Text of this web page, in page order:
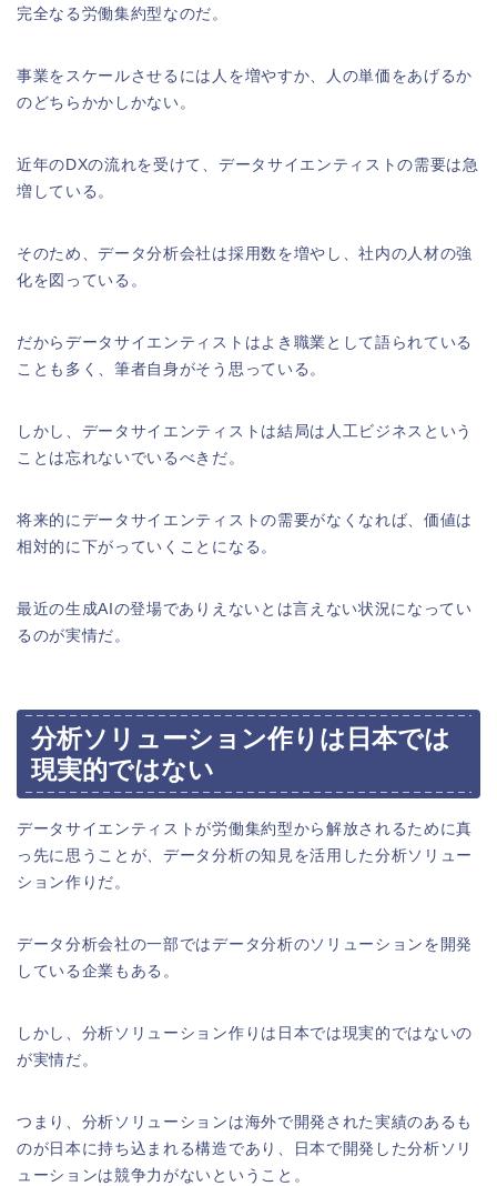
完全なる労働集約型なのだ。
事業をスケールさせるには人を増やすか、人の単価をあげるか
のどちらかかしかない。
近年のDXの流れを受けて、データサイエンティストの需要は急
増している。
そのため、データ分析会社は採用数を増やし、社内の人材の強
化を図っている。
だからデータサイエンティストはよき職業として語られている
ことも多く、筆者自身がそう思っている。
しかし、データサイエンティストは結局は人工ビジネスという
ことは忘れないでいるべきだ。
将来的にデータサイエンティストの需要がなくなれば、価値は
相対的に下がっていくことになる。
最近の生成AIの登場でありえないとは言えない状況になってい
るのが実情だ。
分析ソリューション作りは日本では
現実的ではない
データサイエンティストが労働集約型から解放されるために真
っ先に思うことが、データ分析の知見を活用した分析ソリュー
ション作りだ。
データ分析会社の一部ではデータ分析のソリューションを開発
している企業もある。
しかし、分析ソリューション作りは日本では現実的ではないの
が実情だ。
つまり、分析ソリューションは海外で開発された実績のあるも
のが日本に持ち込まれる構造であり、日本で開発した分析ソリ
ューションは競争力がないということ。